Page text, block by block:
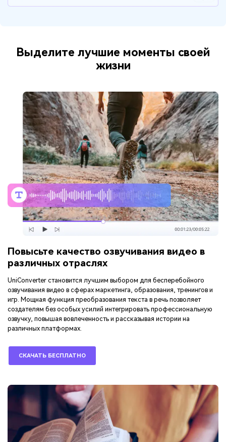
Выделите лучшие моменты своей
жизни
Повысьте качество озвучивания видео в
различных отраслях
UniConverter становится лучшим выбором для бесперебойного
озвучивания видео в сферах маркетинга, образования, тренингов и
игр. Мощная функция преобразования текста в речь позволяет
создателям без особых усилий интегрировать профессиональную
озвучку, повышая вовлеченность и рассказывая истории на
различных платформах.
СКАЧАТЬ БЕСПЛАТНО